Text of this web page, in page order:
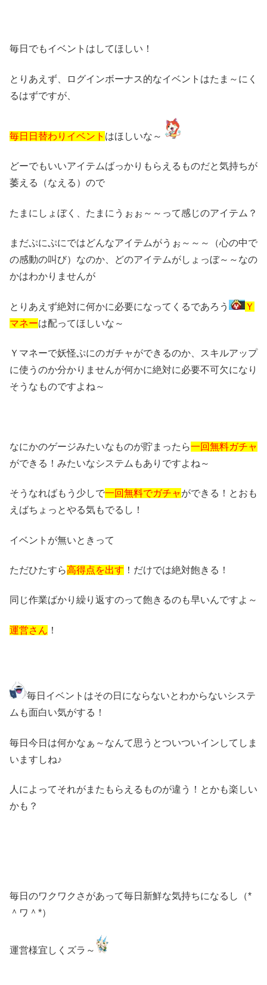
毎日でもイベントはしてほしい！
とりあえず、ログインボーナス的なイベントはたま～にく
るはずですが、
毎日日替わりイベント はほしいな～
どーでもいいアイテムばっかりもらえるものだと気持ちが
萎える（なえる）ので
たまにしょぼく、たまにうぉぉ～～って感じのアイテム？
まだぷにぷにではどんなアイテムがうぉ～～～（心の中で
の感動の叫び）なのか、どのアイテムがしょっぼ～～なの
かはわかりませんが
とりあえず絶対に何かに必要になってくるであろう
Ｙ
マネーは配ってほしいな～
Ｙマネーで妖怪ぷにのガチャができるのか、スキルアップ
に使うのか分かりませんが何かに絶対に必要不可欠になり
そうなものですよね～
なにかのゲージみたいなものが貯まったら一回無料ガチャ
ができる！みたいなシステムもありですよね～
そうなればもう少しで一回無料でガチャができる！とおも
えばちょっとやる気もでるし！
イベントが無いときって
ただひたすら高得点を出す ！だけでは絶対飽きる！
同じ作業ばかり繰り返すのって飽きるのも早いんですよ～
運営さん ！
毎日イベントはその日にならないとわからないシステ
ムも面白い気がする！
毎日今日は何かなぁ～なんて思うとついついインしてしま
いますしね♪
人によってそれがまたもらえるものが違う！とかも楽しい
かも？
毎日のワクワクさがあって毎日新鮮な気持ちになるし（*
＾ワ＾*）
運営様宜しくズラ～